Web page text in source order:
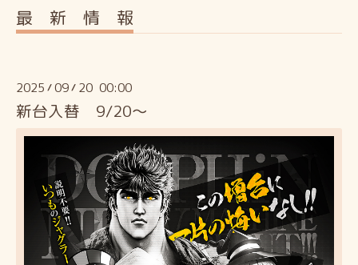
最 新 情 報
2025 /09/ 20 00:00
新台入替 9/20～